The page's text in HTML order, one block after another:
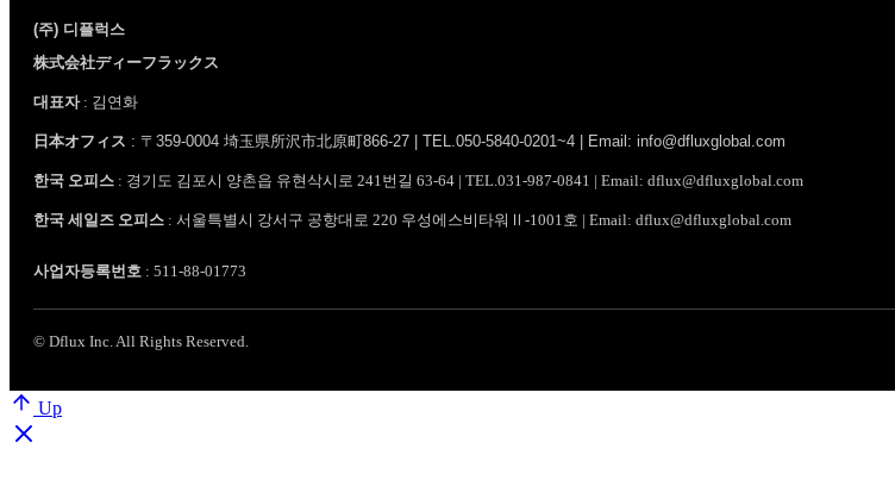
(주) 디플럭스
株式会社ディーフラックス
대표자: 김연화
日本オフィス : 〒359-0004 埼玉県所沢市北原町866-27 | TEL.050-5840-0201~4 | Email: info@dfluxglobal.com
한국 오피스 : 경기도 김포시 양촌읍 유현삭시로 241번길 63-64 | TEL.031-987-0841 | Email: dflux@dfluxglobal.com
한국 세일즈 오피스 : 서울특별시 강서구 공항대로 220 우성에스비타워Ⅱ-1001호 | Email: dflux@dfluxglobal.com
사업자등록번호 : 511-88-01773
© Dflux Inc. All Rights Reserved.
Up